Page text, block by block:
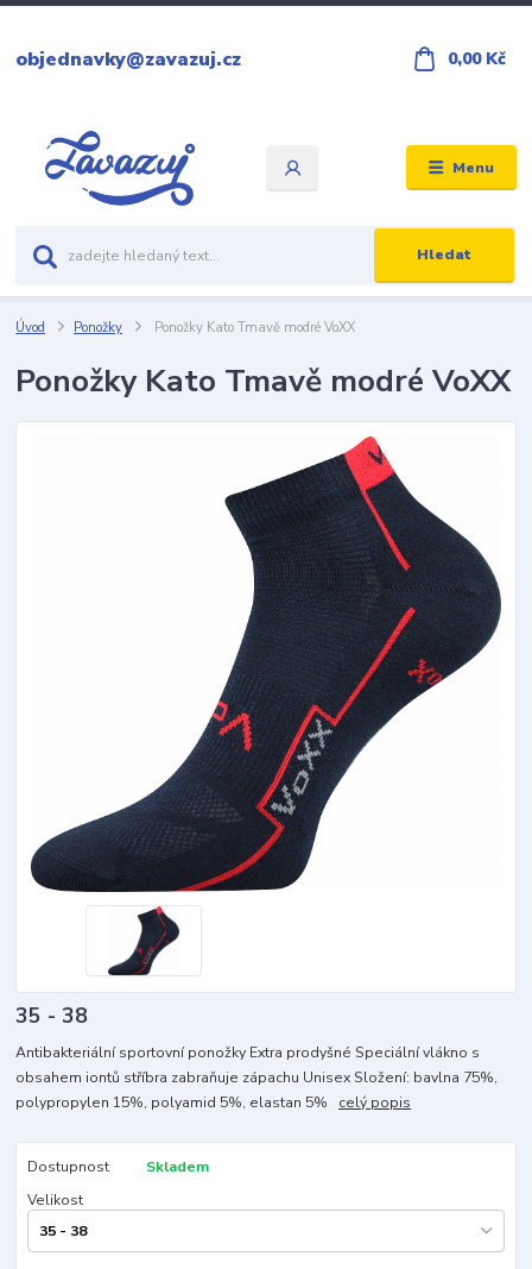
Menu
Hledat
objednavky@zavazuj.cz 0,00 Kč
Úvod Ponožky Ponožky Kato Tmavě modré VoXX
Ponožky Kato Tmavě modré VoXX
35 - 38
Antibakteriální sportovní ponožky Extra prodyšné Speciální vlákno s
obsahem iontů stříbra zabraňuje zápachu Unisex Složení: bavlna 75%,
polypropylen 15%, polyamid 5%, elastan 5% celý popis
Dostupnost
Skladem
Velikost